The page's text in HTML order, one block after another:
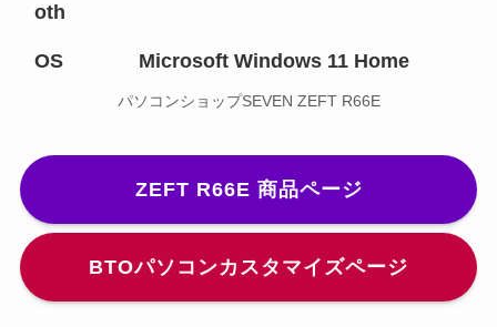
oth
OS Microsoft Windows 11 Home
パソコンショップSEVEN ZEFT R66E
ZEFT R66E 商品ページ
BTOパソコンカスタマイズページ